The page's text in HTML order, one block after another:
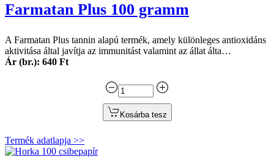
Farmatan Plus 100 gramm
A Farmatan Plus tannin alapú termék, amely különleges antioxidáns
aktivitása által javítja az immunitást valamint az állat álta…
Ár (br.): 640 Ft
Kosárba tesz
Termék adatlapja >>